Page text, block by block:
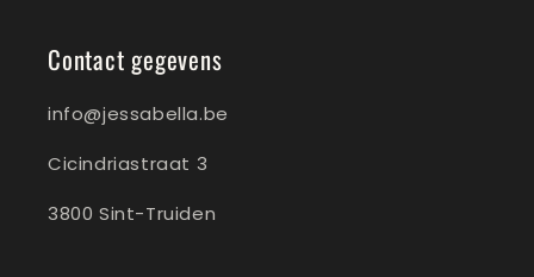
Contact gegevens
info@jessabella.be
Cicindriastraat 3
3800 Sint-Truiden